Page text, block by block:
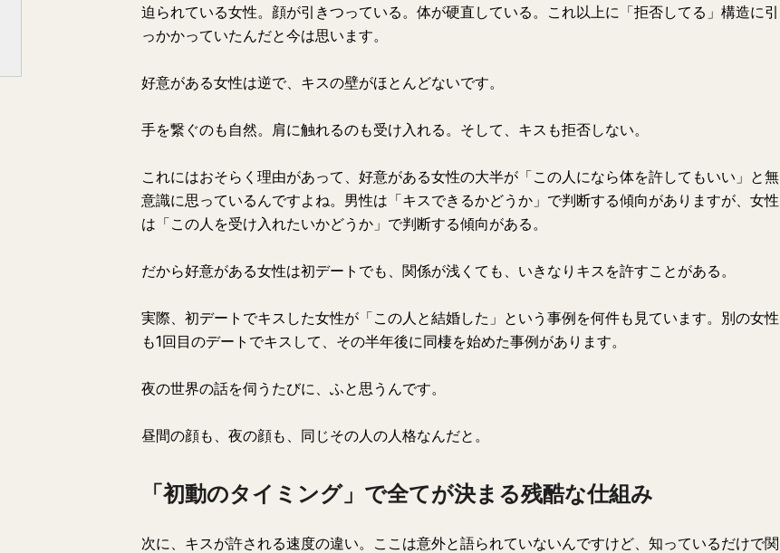
好意がある女性を見分ける5つのサイン
ここまで読んでくれた方へ
迫られている女性。顔が引きつっている。体が硬直している。これ以上に「拒否してる」構造に引
っかかっていたんだと今は思います。
好意がある女性は逆で、キスの壁がほとんどないです。
手を繋ぐのも自然。肩に触れるのも受け入れる。そして、キスも拒否しない。
これにはおそらく理由があって、好意がある女性の大半が「この人になら体を許してもいい」と無
意識に思っているんですよね。男性は「キスできるかどうか」で判断する傾向がありますが、女性
は「この人を受け入れたいかどうか」で判断する傾向がある。
だから好意がある女性は初デートでも、関係が浅くても、いきなりキスを許すことがある。
実際、初デートでキスした女性が「この人と結婚した」という事例を何件も見ています。別の女性
も1回目のデートでキスして、その半年後に同棲を始めた事例があります。
夜の世界の話を伺うたびに、ふと思うんです。
昼間の顔も、夜の顔も、同じその人の人格なんだと。
「初動のタイミング」で全てが決まる残酷な仕組み
次に、キスが許される速度の違い。ここは意外と語られていないんですけど、知っているだけで関